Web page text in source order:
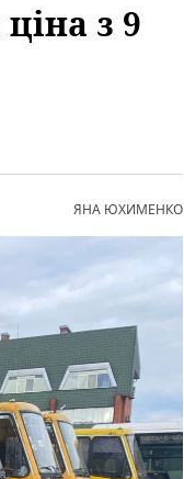
з 9
ЯНА ЮХИМЕНКО